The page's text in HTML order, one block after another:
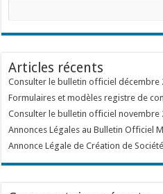
Articles récents
Consulter le bulletin officiel décembre
Formulaires et modèles registre de
Consulter le bulletin officiel novembre
Annonces Légales au Bulletin Officiel
Annonce Légale de Création de